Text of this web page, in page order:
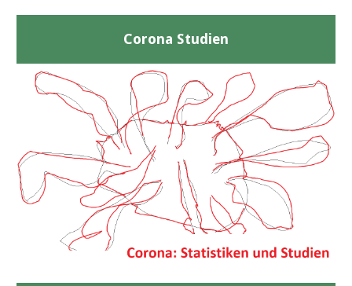
Corona Studien